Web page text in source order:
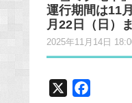
運行期間は11
月22日（日）
2025年11月14日